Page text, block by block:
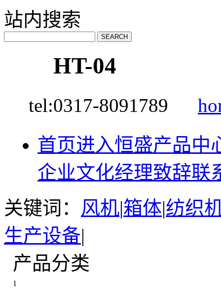
站内搜索
HT-04
tel:0317-8091789
首页进入恒盛产品中
企业文化经理致辞联
关键词： 风机|箱体|纺织
生产设备|
产品分类
1